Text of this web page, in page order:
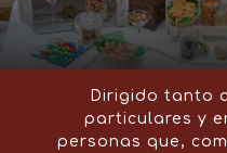
Dirigido tanto
particulares y
personas que,